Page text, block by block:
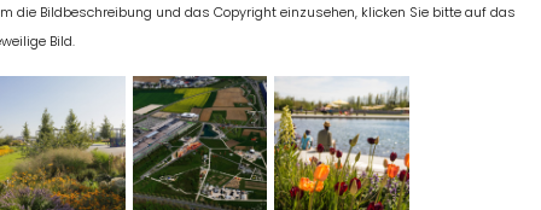
die Bildbeschreibung und das Copyright einzusehen, klicken Sie bitte auf das
Bild.